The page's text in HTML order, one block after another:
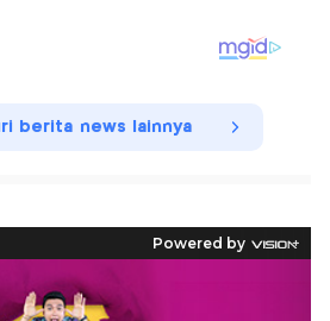
berita news lainnya